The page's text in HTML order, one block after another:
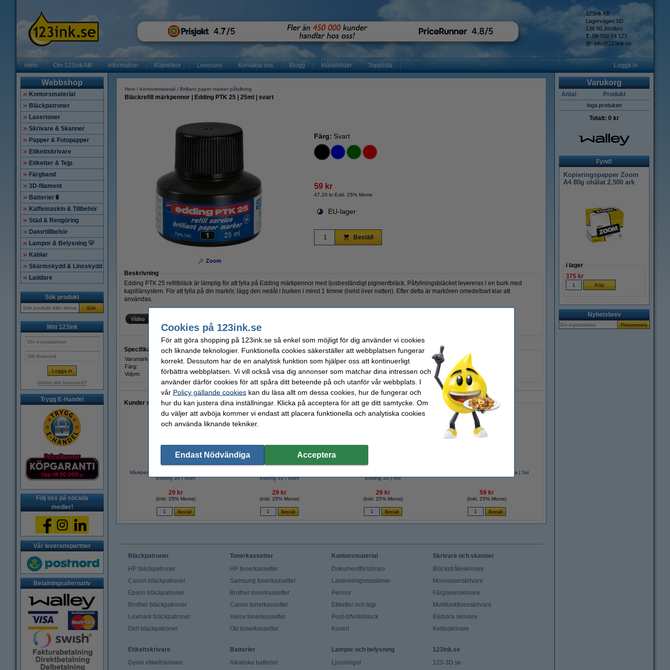
123ink AB
Lagervägen 5D
136 50 Jordbro
T: 08-550 04 123
@: info@123ink.se
Hem Om 123ink AB Information Köpvillkor Leverans Kontakta oss Blogg Målarbilder Topplista Logga in
Webbshop
Kontorsmaterial
Bläckpatroner
Lasertoner
Skrivare & Skanner
Papper & Fotopapper
Etikettskrivare
Etiketter & Tejp
Färgband
3D-filament
Batterier🔋
Kaffemaskin & Tillbehör
Städ & Rengöring
Datortillbehör
Lampor & Belysning 💡
Kablar
Skärmskydd & Linsskydd
Laddare
Sök produkt
Sök
Mitt 123ink
Glömt ditt lösenord?
Trygg E-Handel
Följ oss på sociala
medier!
Vår leveranspartner
Betalningsalternativ
Hem Kontorsmaterial Brilliant paper marker påfyllning
Bläckrefill märkpennor | Edding PTK 25 | 25ml | svart
Zoom
Färg: Svart
59 kr
47,20 kr Exkl. 25% Moms
EU-lager
Beställ
Beskrivning
Edding PTK 25 refillbläck är lämplig för att fylla på Edding märkpennor med ljusbeständigt pigmentbläck. Påfyllningsbläcket levereras i en burk med
kapillärsystem. För att fylla på din markör, lägg den nedåt i burken i minst 1 timme (helst över natten). Efter detta är markören omedelbart klar att
användas.
Specifikationer
Varumärke: Edding Extra info:
säkerhetsdatablad
Färg:
Vårt artikelnr:
239221
Volym:
25 ml Nummer: PTK 25
Kunder som gjort ett liknande köp valde ofta även dessa produkter!
Märkpenna permanent 1.5mm - 3.0mm |
Edding 30 | svart
29 kr
(Inkl. 25% Moms)
Edding 33 | svart
29 kr
(Inkl. 25% Moms)
Edding 33 | röd
29 kr
(Inkl. 25% Moms)
Refill raderbar | Pilot Frixion | lila | 3st
59 kr
(Inkl. 25% Moms)
Varukorg
Antal Produkt
Inga produkter
Totalt: 0 kr
Fynd!
Kopieringspapper Zoom
A4 80g ohålat 2,500 ark
i lager
375 kr
Nyhetsbrev
Bläckpatroner
HP bläckpatroner
Canon bläckpatroner
Epson bläckpatroner
Brother bläckpatroner
Lexmark bläckpatroner
Dell bläckpatroner
Tonerkassetter
HP tonerkassetter
Samsung tonerkassetter
Brother tonerkassetter
Canon tonerkassetter
Xerox tonerkassetter
Oki tonerkassetter
Kontorsmaterial
Dokumentförstörare
Lamineringsmaskiner
Pennor
Etiketter och tejp
Post-it/Notisblock
Kuvert
Skrivare och skanner
Bläckstråleskrivare
Monolaserskrivare
Färglaserskrivare
Multifunktionsskrivare
Bärbara skrivare
Kvittoskrivare
Etikettskrivare
Dymo etikettskrivare
Batterier
Alkaliska batterier
Lampor och belysning
Ljusslingor
123ink.se
123-3D.se
Cookies på 123ink.se
För att göra shopping på 123ink.se så enkel som möjligt för dig använder vi cookies
och liknande teknologier. Funktionella cookies säkerställer att webbplatsen fungerar
korrekt. Dessutom har de en analytisk funktion som hjälper oss att kontinuerligt
förbättra webbplatsen. Vi vill också visa dig annonser som matchar dina intressen och
använder därför cookies för att spåra ditt beteende på och utanför vår webbplats. I
vår Policy gällande cookieskan du läsa allt om dessa cookies, hur de fungerar och
hur du kan justera dina inställningar. Klicka på acceptera för att ge ditt samtycke. Om
du väljer att avböja kommer vi endast att placera funktionella och analytiska cookies
och använda liknande tekniker.
Endast Nödvändiga Acceptera